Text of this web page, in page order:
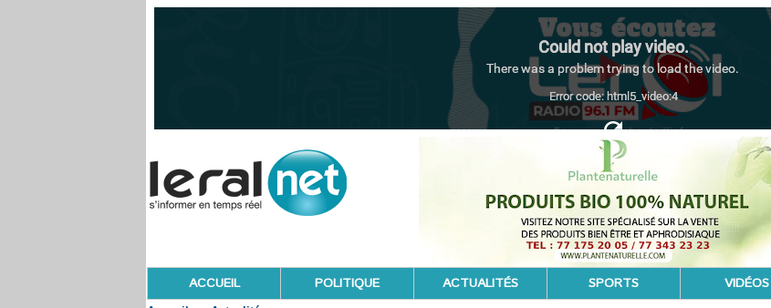
ACCUEIL POLITIQUE ACTUALITÉS SPORTS VIDÉOS